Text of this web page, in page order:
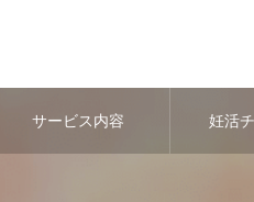
サービス内容 妊活